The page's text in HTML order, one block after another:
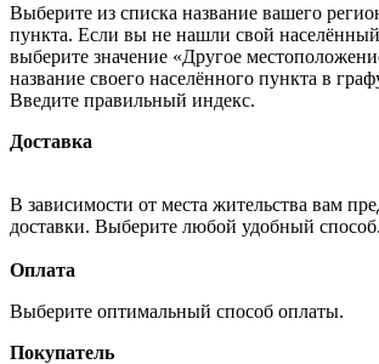
Выберите из списка название вашего
пункта. Если вы не нашли свой
выберите значение «Другое
название своего населённого пункта в
Введите правильный индекс.
Доставка
В зависимости от места жительства вам
доставки. Выберите любой удобный способ.
Оплата
Выберите оптимальный способ оплаты.
Покупатель